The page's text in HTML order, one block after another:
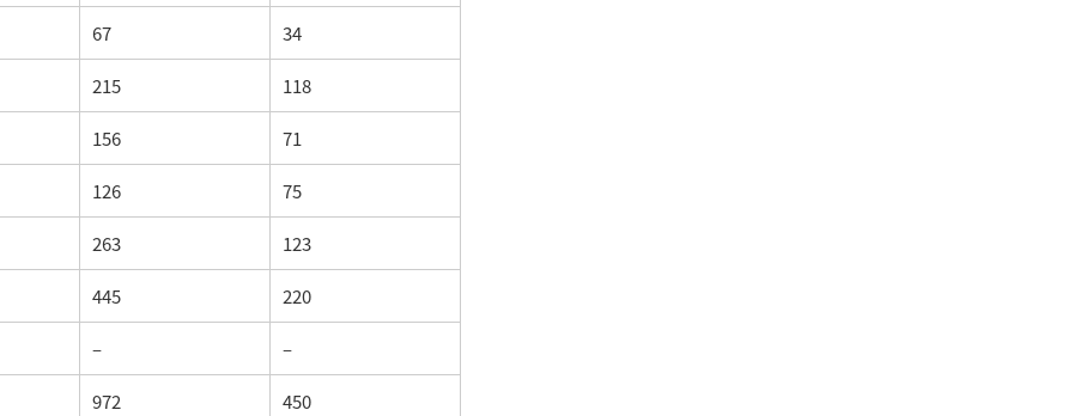
67 34
215 118
156 71
126 75
263 123
445 220
– –
972 450